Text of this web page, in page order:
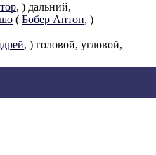
, ) дальний,
( Бобер Антон, )
, ) головой, угловой,